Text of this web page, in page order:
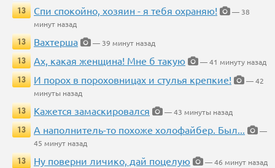
13
Спи спокойно, хозяин - я тебя охраняю!
— 38
минут назад
13
Вахтерша
— 39 минут назад
13
Ах, какая женщина! Мне б такую
— 41 минуту назад
13
И порох в пороховницах и стулья крепкие!
— 42
минуты назад
13
Кажется замаскировался
— 43 минуты назад
13
А наполнитель-то похоже холофайбер. Был...
—
45 минут назад
13
Ну поверни личико, дай поцелую — 46 минут назад